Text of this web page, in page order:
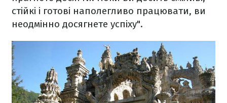
стійкі і готові наполегливо працювати, ви
неодмінно досягнете успіху".